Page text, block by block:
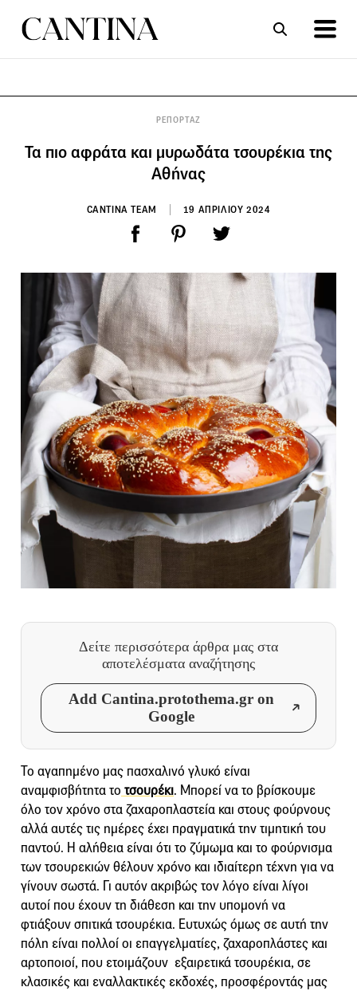
ΡΕΠΟΡΤΑΖ
Τα πιο αφράτα και μυρωδάτα τσουρέκια της
Αθήνας
CANTINA TEAM 19 ΑΠΡΙΛΙΟΥ 2024
Δείτε περισσότερα άρθρα μας στα
αποτελέσματα αναζήτησης
Add Cantina.protothema.gr on
Google
Το αγαπημένο μας πασχαλινό γλυκό είναι
αναμφισβήτητα το τσουρέκι. Μπορεί να το βρίσκουμε
όλο τον χρόνο στα ζαχαροπλαστεία και στους φούρνους
αλλά αυτές τις ημέρες έχει πραγματικά την τιμητική του
παντού. Η αλήθεια είναι ότι το ζύμωμα και το φούρνισμα
των τσουρεκιών θέλουν χρόνο και ιδιαίτερη τέχνη για να
γίνουν σωστά. Γι αυτόν ακριβώς τον λόγο είναι λίγοι
αυτοί που έχουν τη διάθεση και την υπομονή να
φτιάξουν σπιτικά τσουρέκια. Ευτυχώς όμως σε αυτή την
πόλη είναι πολλοί οι επαγγελματίες, ζαχαροπλάστες και
αρτοποιοί, που ετοιμάζουν εξαιρετικά τσουρέκια, σε
κλασικές και εναλλακτικές εκδοχές, προσφέροντάς μας